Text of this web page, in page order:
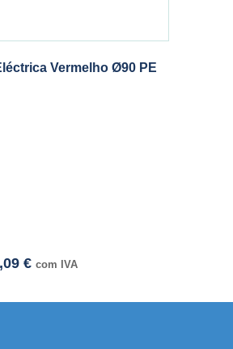
Vermelho Ø90 PE
€ com IVA